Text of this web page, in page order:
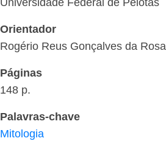
Orientador
Rogério Reus Gonçalves da Rosa
Páginas
148 p.
Palavras-chave
Mitologia